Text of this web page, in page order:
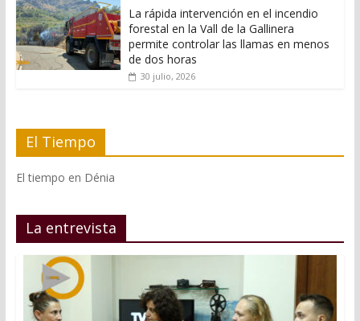
La rápida intervención en el incendio
forestal en la Vall de la Gallinera
permite controlar las llamas en menos
de dos horas
30 julio, 2026
El Tiempo
El tiempo en Dénia
La entrevista